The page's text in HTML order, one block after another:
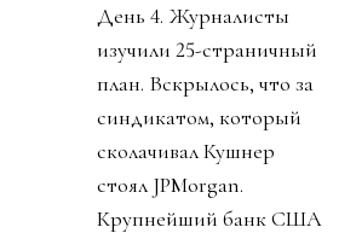
День 4. Журналисты
изучили 25-страничный
план. Вскрылось, что за
синдикатом, который
сколачивал Кушнер
стоял JPMorgan.
Крупнейший банк США